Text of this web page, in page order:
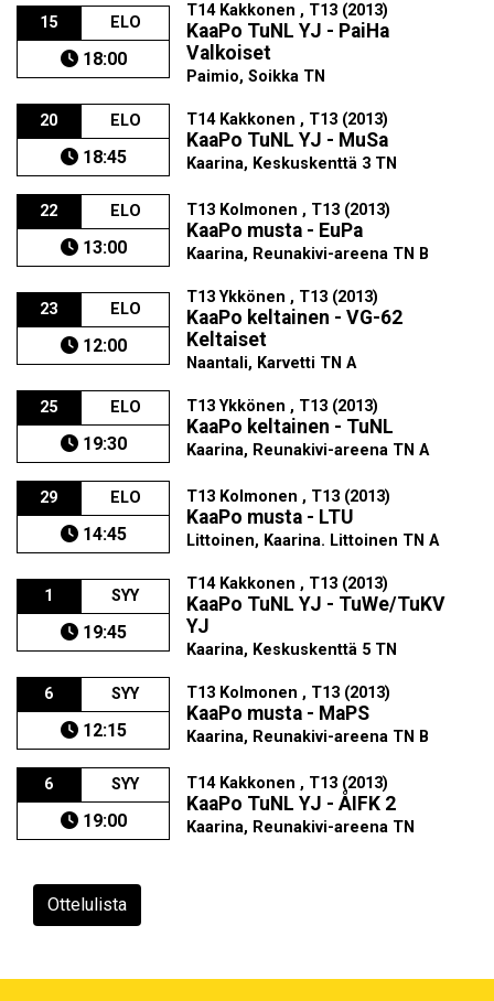
15 ELO
18:00
T14 Kakkonen , T13 (2013)
KaaPo TuNL YJ - PaiHa
Valkoiset
Paimio, Soikka TN
20 ELO
18:45
T14 Kakkonen , T13 (2013)
KaaPo TuNL YJ - MuSa
Kaarina, Keskuskenttä 3 TN
22 ELO
13:00
T13 Kolmonen , T13 (2013)
KaaPo musta - EuPa
Kaarina, Reunakivi-areena TN B
23 ELO
12:00
T13 Ykkönen , T13 (2013)
KaaPo keltainen - VG-62
Keltaiset
Naantali, Karvetti TN A
25 ELO
19:30
T13 Ykkönen , T13 (2013)
KaaPo keltainen - TuNL
Kaarina, Reunakivi-areena TN A
29 ELO
14:45
T13 Kolmonen , T13 (2013)
KaaPo musta - LTU
Littoinen, Kaarina. Littoinen TN A
1 SYY
19:45
T14 Kakkonen , T13 (2013)
KaaPo TuNL YJ - TuWe/TuKV
YJ
Kaarina, Keskuskenttä 5 TN
6 SYY
12:15
T13 Kolmonen , T13 (2013)
KaaPo musta - MaPS
Kaarina, Reunakivi-areena TN B
6 SYY
19:00
T14 Kakkonen , T13 (2013)
KaaPo TuNL YJ - ÅIFK 2
Kaarina, Reunakivi-areena TN
Ottelulista